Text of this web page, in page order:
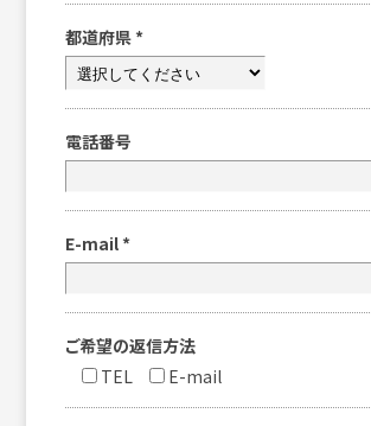
都道府県 *
電話番号
E-mail *
ご希望の返信方法
TEL
E-mail